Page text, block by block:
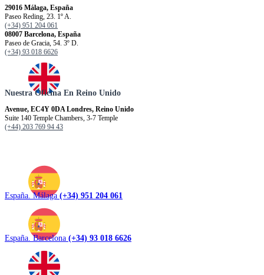
29016 Málaga, España
Paseo Reding, 23. 1º A.
(+34) 951 204 061
08007 Barcelona, España
Paseo de Gracia, 54. 3º D.
(+34) 93 018 6626
Nuestra Oficina En Reino Unido
Avenue, EC4Y 0DA Londres, Reino Unido
Suite 140 Temple Chambers, 3-7 Temple
(+44) 203 769 94 43
España. Málaga (+34) 951 204 061
España. Barcelona (+34) 93 018 6626